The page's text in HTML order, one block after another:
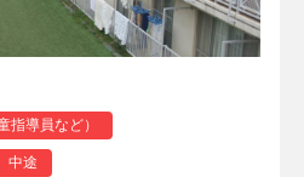
指導員など）
中途